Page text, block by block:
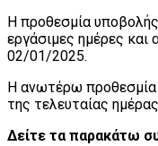
Η προθεσμία
εργάσιμες ημέρες
02/01/2025.
Η ανωτέρω προθεσμία
της τελευταίας
Δείτε τα παρακάτω